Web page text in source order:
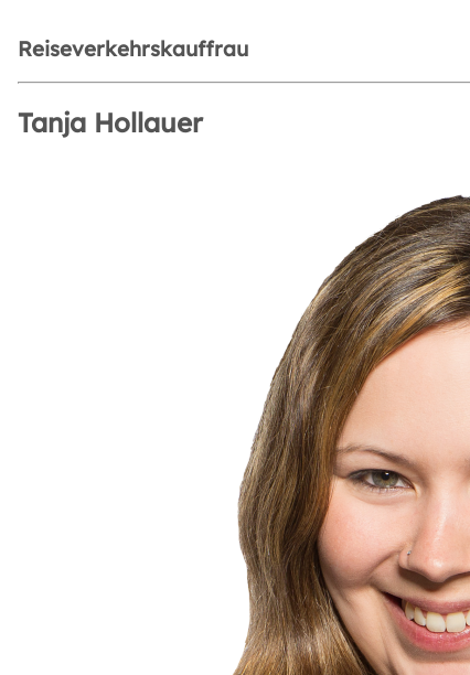
Reiseverkehrskauffrau
Tanja Hollauer